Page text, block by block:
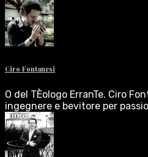
Ciro Fontanesi
O del TÈologo ErranTe. Ciro
ingegnere e bevitore per